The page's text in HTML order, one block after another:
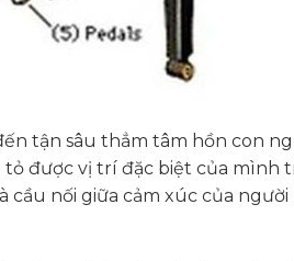
tận sâu thẳm tâm hồn con
được vị trí đặc biệt của mình
nối giữa cảm xúc của người